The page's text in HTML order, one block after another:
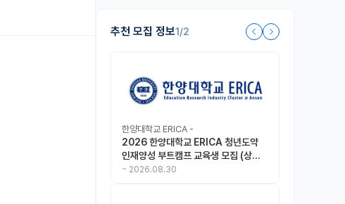
추천 모집 정보1/2
한양대학교 ERICA -
2026 한양대학교 ERICA 청년도약
인재양성 부트캠프 교육생 모집 (상시
모집 중, 1차 마감 : ~8.30)
~ 2026.08.30